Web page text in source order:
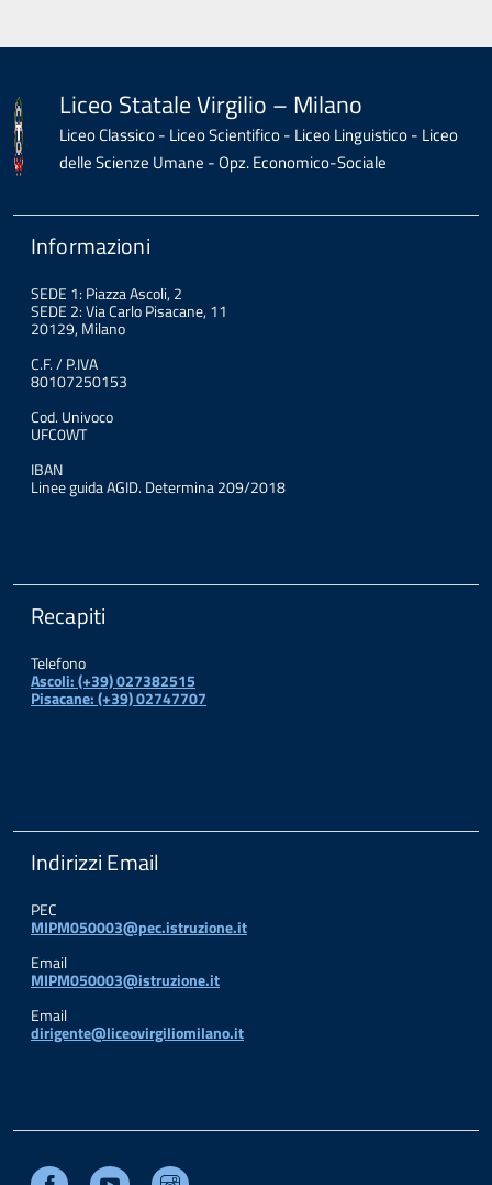
Liceo Statale Virgilio – Milano
Liceo Classico - Liceo Scientifico - Liceo Linguistico - Liceo
delle Scienze Umane - Opz. Economico-Sociale
Informazioni
SEDE 1: Piazza Ascoli, 2
SEDE 2: Via Carlo Pisacane, 11
20129, Milano
C.F. / P.IVA
80107250153
Cod. Univoco
UFC0WT
IBAN
Linee guida AGID. Determina 209/2018
Recapiti
Telefono
Ascoli: (+39) 027382515
Pisacane: (+39) 02747707
Indirizzi Email
PEC
MIPM050003@pec.istruzione.it
Email
MIPM050003@istruzione.it
Email
dirigente@liceovirgiliomilano.it
Facebook Youtube